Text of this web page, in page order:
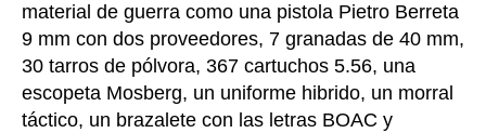
material de guerra como una pistola Pietro Berreta
9 mm con dos proveedores, 7 granadas de 40 mm,
30 tarros de pólvora, 367 cartuchos 5.56, una
escopeta Mosberg, un uniforme hibrido, un morral
táctico, un brazalete con las letras BOAC y